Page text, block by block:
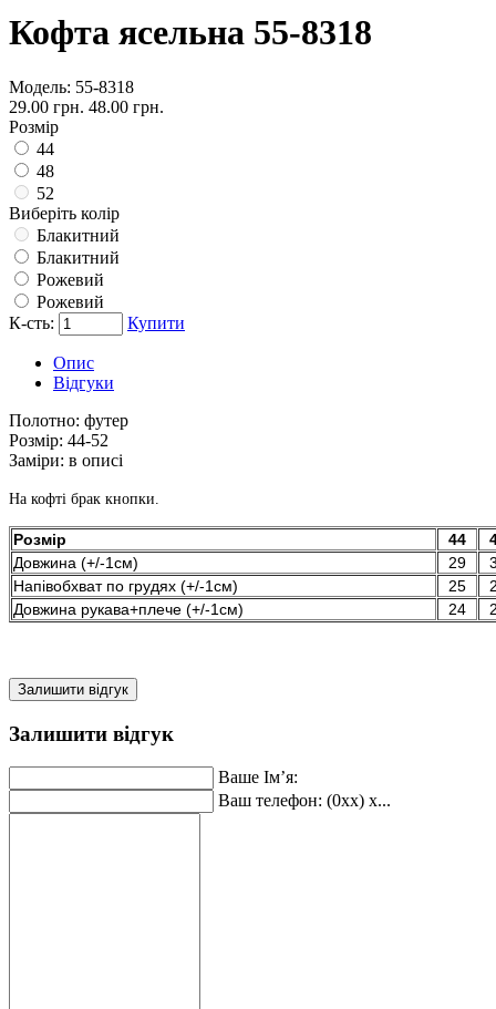
Кофта ясельна 55-8318
Модель: 55-8318
29.00 грн. 48.00 грн.
Розмір
44
48
52
Виберіть колір
Блакитний
Блакитний
Рожевий
Рожевий
К-сть:
Купити
Опис
Відгуки
Полотно: футер
Розмір: 44-52
Заміри: в описі
На кофті брак кнопки.
Розмір 44
Довжина (+/-1см)
29
Напівобхват по грудях (+/-1см)
25
Довжина рукава+плече (+/-1см)
24
Залишити відгук
Залишити відгук
Ваше Ім’я:
Ваш телефон: (0xx) x...